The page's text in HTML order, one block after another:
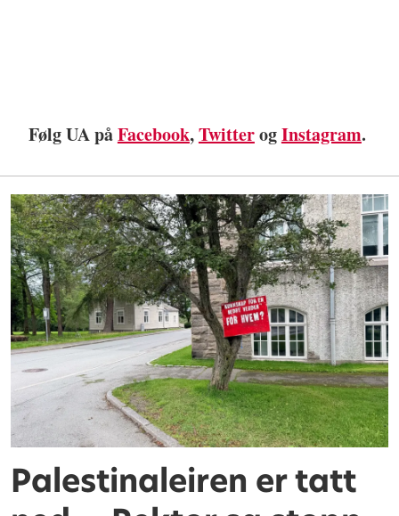
Følg UA påFacebook,TwitterogInstagram.
Palestinaleiren er tatt